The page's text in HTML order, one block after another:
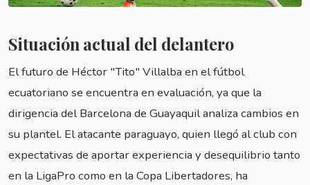
Situación actual del delantero
El futuro de Héctor "Tito" Villalba en el fútbol
ecuatoriano se encuentra en evaluación, ya que la
dirigencia del Barcelona de Guayaquil analiza cambios en
su plantel. El atacante paraguayo, quien llegó al club con
expectativas de aportar experiencia y desequilibrio tanto
en la LigaPro como en la Copa Libertadores, ha